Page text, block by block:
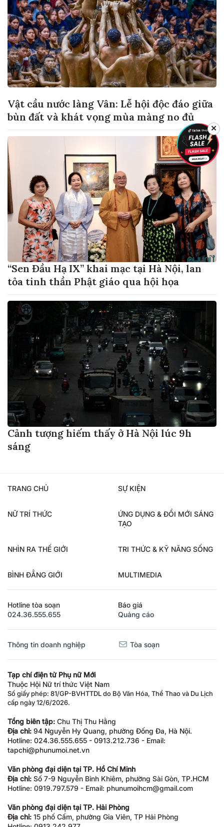
Vật cầu nước làng Vân: Lễ hội độc đáo giữa
bùn đất và khát vọng mùa màng no đủ
“Sen Đầu Hạ IX” khai mạc tại Hà Nội, lan
tỏa tinh thần Phật giáo qua hội họa
Cảnh tượng hiếm thấy ở Hà Nội lúc 9h
sáng
TRANG CHỦ SỰ KIỆN
NỮ TRÍ THỨC
ỨNG DỤNG & ĐỔI MỚI SÁNG
TẠO
NHÌN RA THẾ GIỚI TRI THỨC & KỸ NĂNG SỐNG
BÌNH ĐẲNG GIỚI MULTIMEDIA
Hotline tòa soạn
024.36.555.655
Báo giá
Quảng cáo
Thông tin doanh nghiệp Tòa soạn
Tạp chí điện tử Phụ nữ Mới
Thuộc Hội Nữ trí thức Việt Nam
Số giấy phép: 81/GP-BVHTTDL do Bộ Văn Hóa, Thể Thao và Du Lịch
cấp ngày 12/6/2026.
Tổng biên tập: Chu Thị Thu Hằng
Địa chỉ: 94 Nguyễn Hy Quang, phường Đống Đa, Hà Nội.
Hotline: 024.36.555.655 - 0913.212.736 - Email:
tapchi@phunumoi.net.vn
Văn phòng đại diện tại TP. Hồ Chí Minh
Địa chỉ: Số 7-9 Nguyễn Bỉnh Khiêm, phường Sài Gòn, TP.HCM
Hotline: 0919.797.579 - Email: phunumoihcm@gmail.com
Văn phòng đại diện tại TP. Hải Phòng
Địa chỉ: 15 phố Cấm, phường Gia Viên, TP Hải Phòng
✕